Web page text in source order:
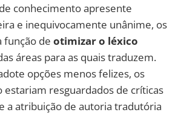
conhecimento apresente
e inequivocamente unânime, os
de otimizar o léxico
áreas para as quais traduzem.
opções menos felizes, os
estariam resguardados de críticas
a atribuição de autoria tradutória